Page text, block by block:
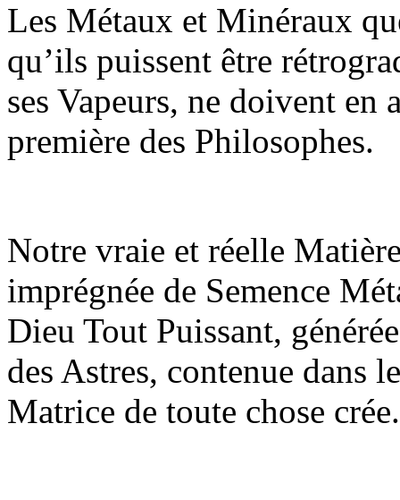
Les Métaux et Minéraux
qu’ils puissent être
ses Vapeurs, ne doivent en
première des Philosophes.
Notre vraie et réelle
imprégnée de Semence
Dieu Tout Puissant,
des Astres, contenue dans
Matrice de toute chose crée.